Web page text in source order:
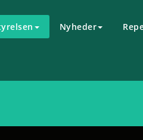
Nyheder